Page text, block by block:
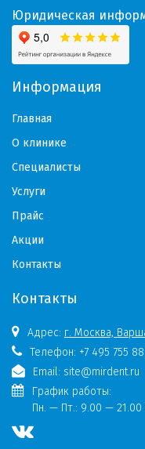
Юридическая
Информация
Главная
О клинике
Специалисты
Услуги
Прайс
Акции
Контакты
Контакты
Адрес: г. Москва,
Телефон: +7 495 755
Email: site@mirdent.ru
График работы:
Пн. — Пт.: 9.00 — 21.00